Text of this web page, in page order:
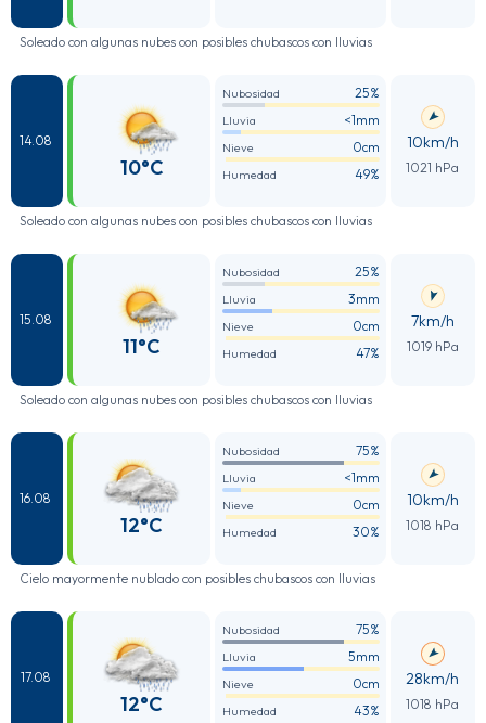
Soleado con algunas nubes con posibles chubascos con lluvias
14.08
10°C
Nubosidad 25%
Lluvia <1mm
Nieve 0cm
Humedad 49%
10km/h
1021 hPa
Soleado con algunas nubes con posibles chubascos con lluvias
15.08
11°C
Nubosidad 25%
Lluvia 3mm
Nieve 0cm
Humedad 47%
7km/h
1019 hPa
Soleado con algunas nubes con posibles chubascos con lluvias
16.08
12°C
Nubosidad 75%
Lluvia <1mm
Nieve 0cm
Humedad 30%
10km/h
1018 hPa
Cielo mayormente nublado con posibles chubascos con lluvias
17.08
12°C
Nubosidad 75%
Lluvia 5mm
Nieve 0cm
Humedad 43%
28km/h
1018 hPa